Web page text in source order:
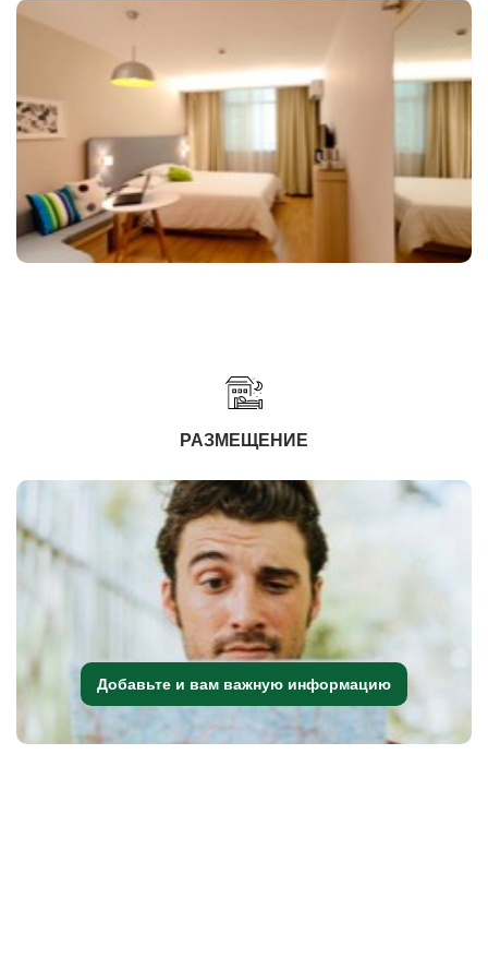
РАЗМЕЩЕНИЕ
Добавьте и вам важную информацию